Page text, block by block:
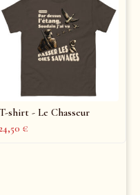
T-shirt - Le Chasseur
€